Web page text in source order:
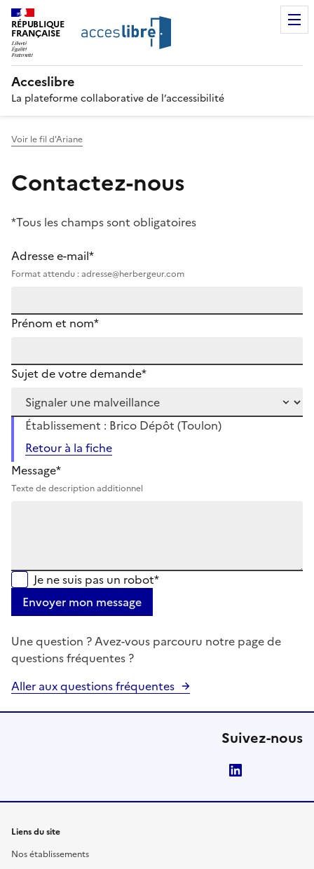
RÉPUBLIQUE
FRANÇAISE
Acceslibre
La plateforme collaborative de l’accessibilité
Voir le fil d'Ariane
Contactez-nous
*Tous les champs sont obligatoires
Adresse e-mail*
Format attendu : adresse@herbergeur.com
Prénom et nom*
Sujet de votre demande*
Établissement : Brico Dépôt (Toulon)
Retour à la fiche
Message*
Texte de description additionnel
Je ne suis pas un robot*
Envoyer mon message
Une question ? Avez-vous parcouru notre page de
questions fréquentes ?
Aller aux questions fréquentes
Suivez-nous
Liens du site
Nos établissements